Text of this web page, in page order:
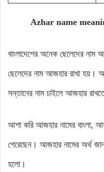
Azhar name
বাংলাদেশের অনেক ছেলেদের নাম
ছেলেদের নাম আজহার রাখা হয়।
সন্তানের নাম চাইলে আজহার
আশা করি আজহার নামের বাংলা,
পেরেছেন। আজহার নামের অর্থ
হলো।